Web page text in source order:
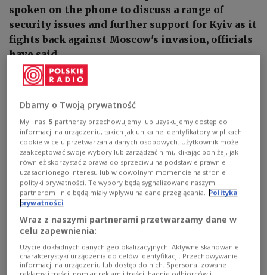
spoken on the phone to discuss a range of
security issues and further support for Kyiv as it
fights back against Moscow's invasion, officials
have said.
Poland's President Andrzej Duda and Ukraine's Volodymyr
Zelensky.
Jakub Szymczuk/KPRP
During their conversation on Wednesday, Poland's
Dbamy o Twoją prywatność
My i nasi5 partnerzy przechowujemy lub uzyskujemy dostęp do
informacji na urządzeniu, takich jak unikalne identyfikatory w plikach
cookie w celu przetwarzania danych osobowych. Użytkownik może
zaakceptować swoje wybory lub zarządzać nimi, klikając poniżej, jak
również skorzystać z prawa do sprzeciwu na podstawie prawnie
uzasadnionego interesu lub w dowolnym momencie na stronie
polityki prywatności. Te wybory będą sygnalizowane naszym
partnerom i nie będą miały wpływu na dane przeglądania. Polityka
prywatności
Wraz z naszymi partnerami przetwarzamy dane w
celu zapewnienia:
Użycie dokładnych danych geolokalizacyjnych. Aktywne skanowanie
charakterystyki urządzenia do celów identyfikacji. Przechowywanie
informacji na urządzeniu lub dostęp do nich. Spersonalizowane